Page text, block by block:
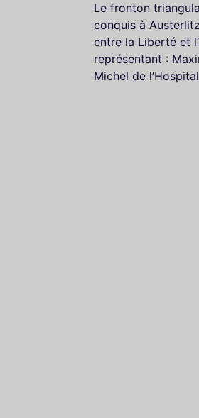
Le fronton
conquis à
entre la Liberté et
représentant :
Michel de